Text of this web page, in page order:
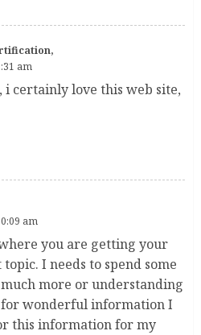
am
i certainly love this web site,
am
you are getting your
I needs to spend some
more or understanding
for wonderful information I
this information for my